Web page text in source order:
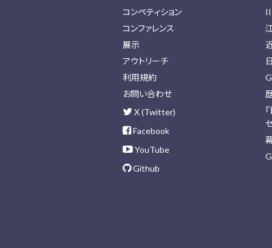
コンペティション
コンファレンス
展示
アウトリーチ
利用規約
お問い合わせ
X (Twitter)
Facebook
YouTube
Github